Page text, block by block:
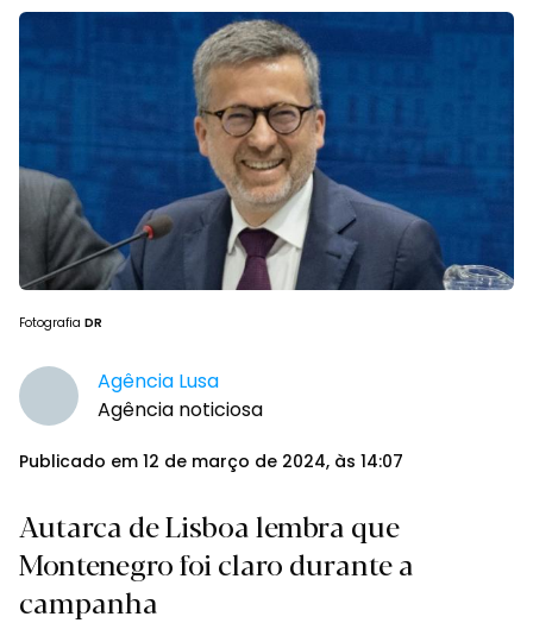
Fotografia DR
Agência Lusa
Agência noticiosa
Publicado em 12 de março de 2024, às 14:07
Autarca de Lisboa lembra que
Montenegro foi claro durante a
campanha